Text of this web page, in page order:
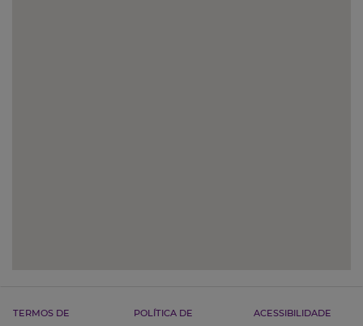
TERMOS DE
POLÍTICA DE
ACESSIBILIDADE